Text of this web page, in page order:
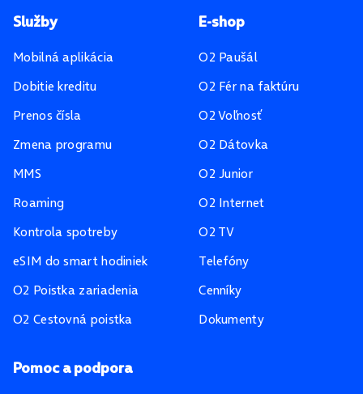
Pätička stránky
Služby
Mobilná aplikácia
Dobitie kreditu
Prenos čísla
Zmena programu
MMS
Roaming
Kontrola spotreby
eSIM do smart hodiniek
O2 Poistka zariadenia
O2 Cestovná poistka
E-shop
O2 Paušál
O2 Fér na faktúru
O2 Voľnosť
O2 Dátovka
O2 Junior
O2 Internet
O2 TV
Telefóny
Cenníky
Dokumenty
Pomoc a podpora